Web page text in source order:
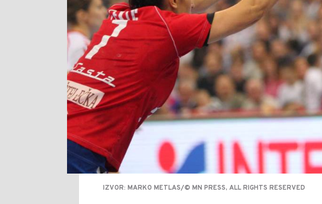
IZVOR: MARKO METLAS/© MN PRESS, ALL RIGHTS RESERVED